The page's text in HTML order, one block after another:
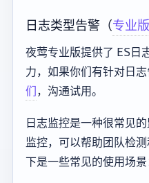
日志类型告警（专业
夜莺专业版提供了 ES日
力，如果你们有针对日
们，沟通试用。
日志监控是一种很常见
监控，可以帮助团队检
下是一些常见的使用场景